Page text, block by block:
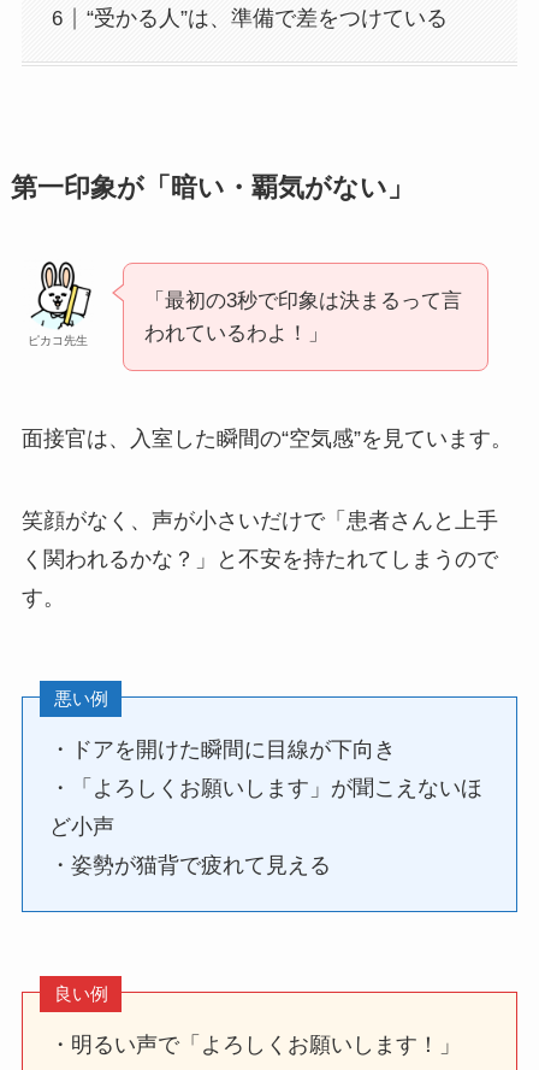
“受かる人”は、準備で差をつけている
第一印象が「暗い・覇気がない」
ピカコ先生
「最初の3秒で印象は決まるって言
われているわよ！」
面接官は、入室した瞬間の“空気感”を見ています。
笑顔がなく、声が小さいだけで「患者さんと上手
く関われるかな？」と不安を持たれてしまうので
す。
悪い例
・ドアを開けた瞬間に目線が下向き
・「よろしくお願いします」が聞こえないほ
ど小声
・姿勢が猫背で疲れて見える
良い例
・明るい声で「よろしくお願いします！」